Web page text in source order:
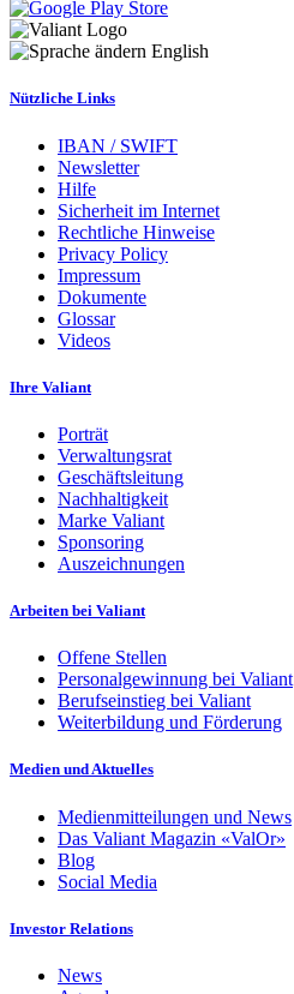
English
Nützliche Links
IBAN / SWIFT
Newsletter
Hilfe
Sicherheit im Internet
Rechtliche Hinweise
Privacy Policy
Impressum
Dokumente
Glossar
Videos
Ihre Valiant
Porträt
Verwaltungsrat
Geschäftsleitung
Nachhaltigkeit
Marke Valiant
Sponsoring
Auszeichnungen
Arbeiten bei Valiant
Offene Stellen
Personalgewinnung bei Valiant
Berufseinstieg bei Valiant
Weiterbildung und Förderung
Medien und Aktuelles
Medienmitteilungen und News
Das Valiant Magazin «ValOr»
Blog
Social Media
Investor Relations
News